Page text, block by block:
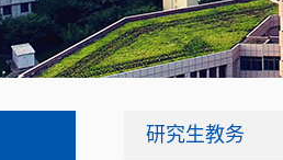
研究生教务